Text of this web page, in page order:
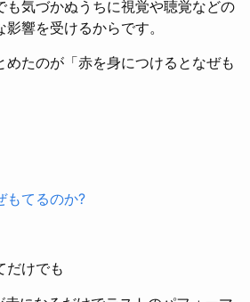
も気づかぬうちに視覚や聴覚などの
響を受けるからです。
めたのが「赤を身につけるとなぜも
もてるのか?
だけでも